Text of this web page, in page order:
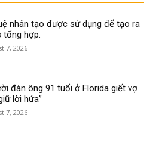
nhân tạo được sử dụng để tạo ra
tổng hợp.
7, 2026
đàn ông 91 tuổi ở Florida giết vợ
lời hứa”
7, 2026